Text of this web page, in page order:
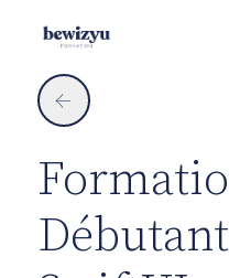
←
Panneau de gestion